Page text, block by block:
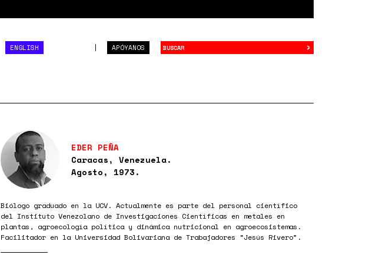
APÓYANOS
ENGLISH ›
EDER PEÑA
Caracas, Venezuela.
Agosto, 1973.
Biólogo graduado en la UCV. Actualmente es parte del personal científico
del Instituto Venezolano de Investigaciones Científicas en metales en
plantas, agroecología política y dinámica nutricional en agroecosistemas.
Facilitador en la Universidad Bolivariana de Trabajadores “Jesús Rivero”.